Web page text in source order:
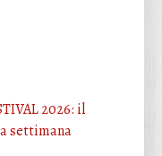
2026: il
settimana